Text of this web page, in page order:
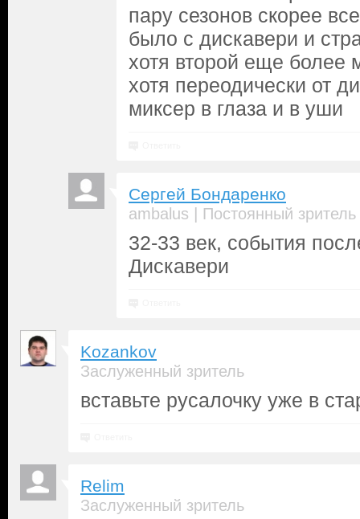
пару сезонов скорее
было с дискавери и
хотя второй еще более
хотя переодически от
миксер в глаза и в уши
Сергей Бондаренко
ambalus | Постоянный зритель
32-33 век, события
Дискавери
Kozankov
Заслуженный зритель
вставьте русалочку уже в
Relim
Заслуженный зритель